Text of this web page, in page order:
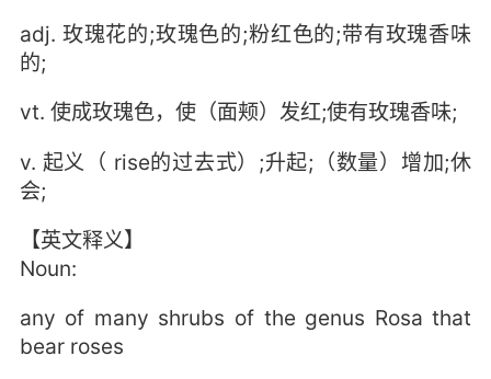
adj. 玫瑰花的;玫瑰色的;粉红色的;带有玫瑰香味
的;
vt. 使成玫瑰色，使（面颊）发红;使有玫瑰香味;
v. 起义（ rise的过去式）;升起;（数量）增加;休
会;
【英文释义】
Noun:
any of many shrubs of the genus Rosa that
bear roses